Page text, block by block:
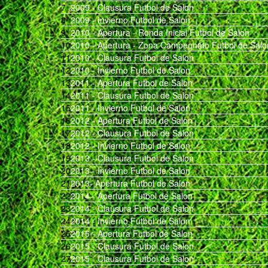
7 2009 - Clausura Futbol de Salon
8 2009 - Invierno Futbol de Salon
9 2010 - Apertura - Ronda Inicial Futbol de Salon
102010 - Apertura - Zona Campeonato Futbol de
112010 - Clausura Futbol de Salon
122010 - Invierno Futbol de Salon
132011 - Apertura Futbol de Salon
142011 - Clausura Futbol de Salon
152011 - Invierno Futbol de Salon
162012 - Apertura Futbol de Salon
172012 - Clausura Futbol de Salon
182012 - Invierno Futbol de Salon
192013 - Clausura Futbol de Salon
202013 - Invierno Futbol de Salon
212013- Apertura Futbol de Salon
222014 - Apertura Futbol de Salon
232014 - Clausura Futbol de Salon
242014 - Invierno Futbol de Salon
252015 - Apertura Futbol de Salon
262015 - Clausura Futbol de Salon
272015 - Clausura Futbol de Salon